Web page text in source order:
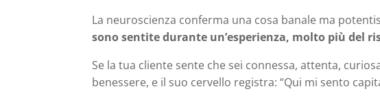
La neuroscienza conferma una cosa banale ma
sono sentite durante un’esperienza, molto più del
Se la tua cliente sente che sei connessa, attenta,
benessere, e il suo cervello registra: “Qui mi sento